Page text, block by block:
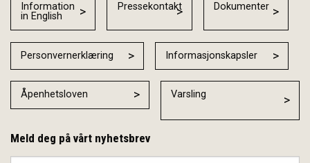
Information
in English
Pressekontakt Dokumenter
Personvernerklæring Informasjonskapsler
Åpenhetsloven Varsling
Meld deg på vårt nyhetsbrev